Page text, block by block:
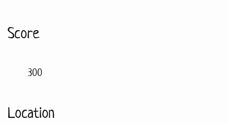
Score
300
Location